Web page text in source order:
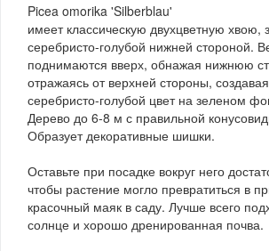
Picea omorika 'Silberblau'
имеет классическую двухцветную хвою,
серебристо-голубой нижней стороной.
поднимаются вверх, обнажая нижнюю
отражаясь от верхней стороны,
серебристо-голубой цвет на зеленом
Дерево до 6-8 м с правильной
Образует декоративные шишки.
Оставьте при посадке вокруг него
чтобы растение могло превратиться в
красочный маяк в саду. Лучше всего
солнце и хорошо дренированная почва.